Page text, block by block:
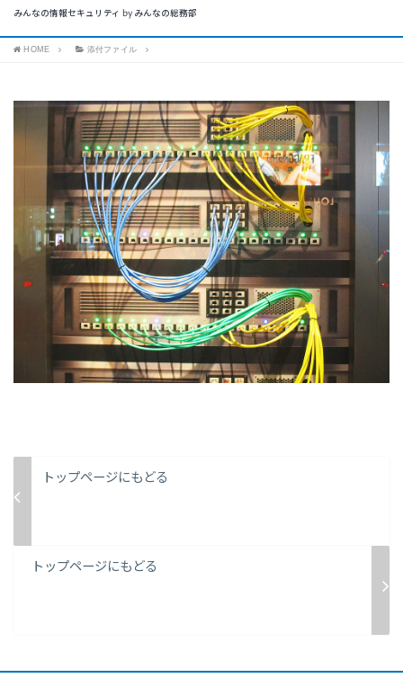
みんなの情報セキュリティ by みんなの総務部
HOME 添付ファイル
トップページにもどる
トップページにもどる